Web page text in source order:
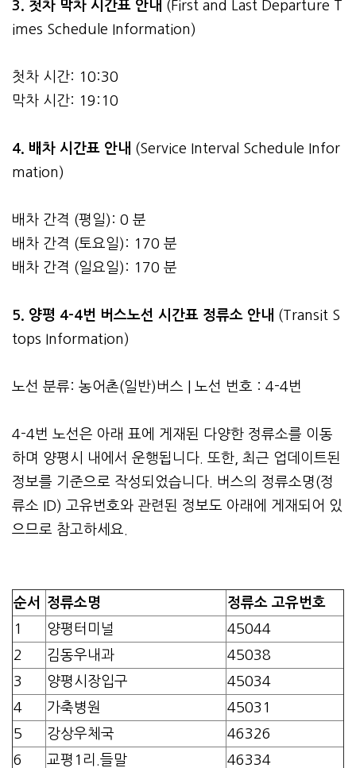
3. 첫차 막차 시간표 안내 (First and Last Departure T
imes Schedule Information)
첫차 시간: 10:30
막차 시간: 19:10
4. 배차 시간표 안내 (Service Interval Schedule Infor
mation)
배차 간격 (평일): 0 분
배차 간격 (토요일): 170 분
배차 간격 (일요일): 170 분
5. 양평 4-4번 버스노선 시간표 정류소 안내 (Transit S
tops Information)
노선 분류: 농어촌(일반)버스 | 노선 번호 : 4-4번
4-4번 노선은 아래 표에 게재된 다양한 정류소를 이동
하며 양평시 내에서 운행됩니다. 또한, 최근 업데이트된
정보를 기준으로 작성되었습니다. 버스의 정류소명(정
류소 ID) 고유번호와 관련된 정보도 아래에 게재되어 있
으므로 참고하세요.
순서 정류소명
정류소 고유번호
1
양평터미널
45044
2
김동우내과
45038
3
양평시장입구
45034
4
가축병원
45031
5
강상우체국
46326
6
교평1리.들말
46334